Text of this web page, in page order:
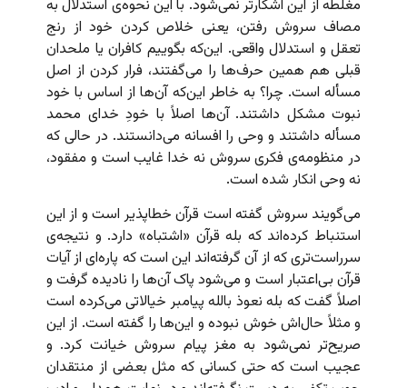
مغلطه از این آشکارتر نمی‌شود. با این نحوه‌ی استدلال به
مصاف سروش رفتن، یعنی خلاص کردن خود از رنج
تعقل و استدلال واقعی. این‌که بگوییم کافران یا ملحدان
قبلی هم همین حرف‌ها را می‌گفتند، فرار کردن از اصل
مسأله است. چرا؟ به خاطر این‌که آن‌ها از اساس با خود
نبوت مشکل داشتند. آن‌ها اصلاً با خودِ خدای محمد
مسأله داشتند و وحی را افسانه می‌دانستند. در حالی که
در منظومه‌ی فکری سروش نه خدا غایب است و مفقود،
نه وحی انکار شده است.
می‌گویند سروش گفته است قرآن خطاپذیر است و از این
استنباط کرده‌اند که بله قرآن «اشتباه» دارد. و نتیجه‌ی
سرراست‌تری که از آن گرفته‌اند این است که پاره‌ای از آیات
قرآن بی‌اعتبار است و می‌شود پاک آن‌ها را نادیده گرفت و
اصلاً گفت که بله نعوذ بالله پیامبر خیالاتی می‌کرده است
و مثلاً حال‌اش خوش نبوده و این‌ها را گفته است. از این
صریح‌تر نمی‌شود به مغز پیام سروش خیانت کرد. و
عجیب است که حتی کسانی که مثل بعضی از منتقدان